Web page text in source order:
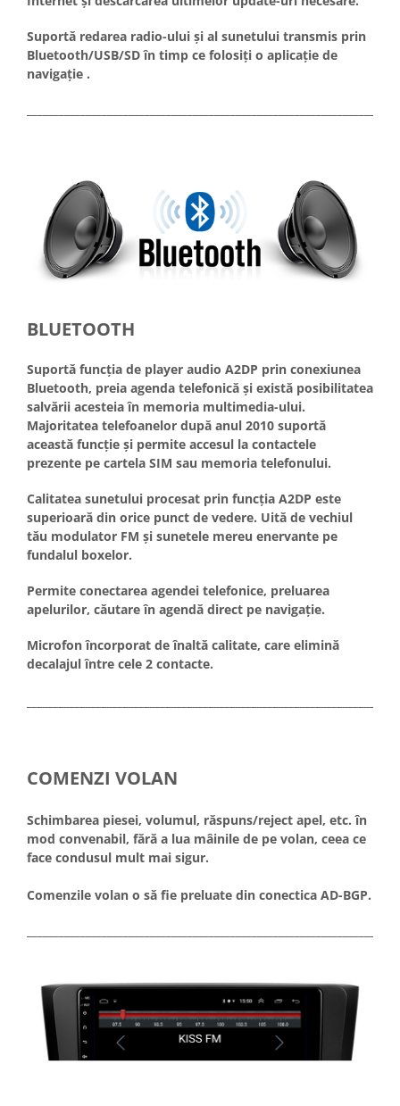
Suportă redarea radio-ului și al sunetului transmis prin
Bluetooth/USB/SD în timp ce folosiți o aplicație de
navigație .
BLUETOOTH
Suportă funcția de player audio A2DP prin conexiunea
Bluetooth, preia agenda telefonică și există posibilitatea
salvării acesteia în memoria multimedia-ului.
Majoritatea telefoanelor după anul 2010 suportă
această funcție și permite accesul la contactele
prezente pe cartela SIM sau memoria telefonului.
Calitatea sunetului procesat prin funcția A2DP este
superioară din orice punct de vedere. Uită de vechiul
tău modulator FM și sunetele mereu enervante pe
fundalul boxelor.
Permite conectarea agendei telefonice, preluarea
apelurilor, căutare în agendă direct pe navigație.
Microfon încorporat de înaltă calitate, care elimină
decalajul între cele 2 contacte.
COMENZI VOLAN
Schimbarea piesei, volumul, răspuns/reject apel, etc. în
mod convenabil, fără a lua mâinile de pe volan, ceea ce
face condusul mult mai sigur.
Comenzile volan o să fie preluate din conectica AD-BGP.